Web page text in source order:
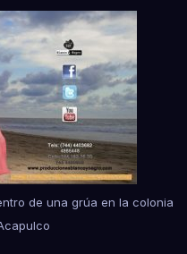
de una grúa en la colonia